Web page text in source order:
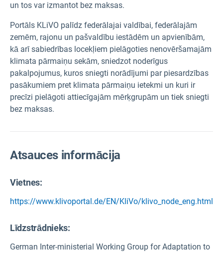
un tos var izmantot bez maksas.
Portāls KLiVO palīdz federālajai valdībai, federālajām
zemēm, rajonu un pašvaldību iestādēm un apvienībām,
kā arī sabiedrības locekļiem pielāgoties nenovēršamajām
klimata pārmaiņu sekām, sniedzot noderīgus
pakalpojumus, kuros sniegti norādījumi par piesardzības
pasākumiem pret klimata pārmaiņu ietekmi un kuri ir
precīzi pielāgoti attiecīgajām mērķgrupām un tiek sniegti
bez maksas.
Atsauces informācija
Vietnes:
https://www.klivoportal.de/EN/KliVo/klivo_node_eng.html
Līdzstrādnieks:
German Inter-ministerial Working Group for Adaptation to